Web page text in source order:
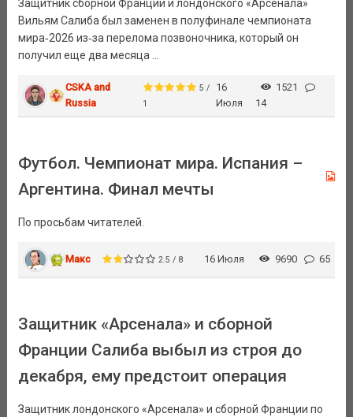
Защитник сборной Франции и лондонского «Арсенала»
Вильям Салиба был заменен в полуфинале чемпионата
мира‑2026 из‑за перелома позвоночника, который он
получил еще два месяца ...
CSKA and
Russia
5 /
1
16
Июля
1521
14
Футбол. Чемпионат мира. Испания –
Аргентина. Финал мечты
По просьбам читателей.
Макс 2.5 / 8 16 Июля 9690 65
Защитник «Арсенала» и сборной
Франции Салиба выбыл из строя до
декабря, ему предстоит операция
Защитник лондонского «Арсенала» и сборной Франции по